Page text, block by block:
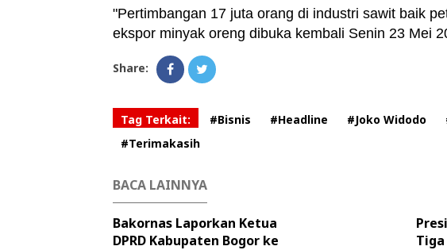
"Pertimbangan 17 juta orang di industri sawit baik
ekspor minyak oreng dibuka kembali Senin 23 Mei
Share:
Tag Terkait: #Bisnis #Headline #Joko Widodo
#Terimakasih
BACA LAINNYA
Bakornas Laporkan Ketua
DPRD Kabupaten Bogor ke
Tiga